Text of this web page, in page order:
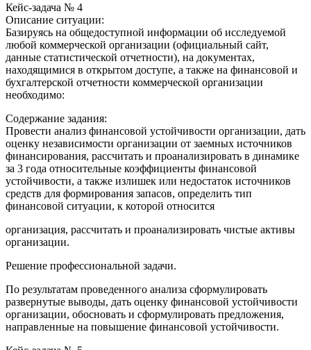
Кейс-задача № 4
Описание ситуации:
Базируясь на общедоступной информации об исследуемой
любой коммерческой организации (официальный сайт,
данные статистической отчетности), на документах,
находящимися в открытом доступе, а также на финансовой и
бухгалтерской отчетности коммерческой организации
необходимо:
Содержание задания:
Провести анализ финансовой устойчивости организации, дать
оценку независимости организации от заемных источников
финансирования, рассчитать и проанализировать в динамике
за 3 года относительные коэффициенты финансовой
устойчивости, а также излишек или недостаток источников
средств для формирования запасов, определить тип
финансовой ситуации, к которой относится
организация, рассчитать и проанализировать чистые активы
организации.
Решение профессиональной задачи.
По результатам проведенного анализа сформулировать
развернутые выводы, дать оценку финансовой устойчивости
организации, обосновать и сформулировать предложения,
направленные на повышение финансовой устойчивости.